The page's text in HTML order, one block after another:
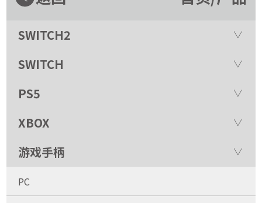
SWITCH2
SWITCH
PS5
XBOX
游戏手柄
PC